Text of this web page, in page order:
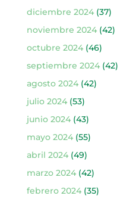
diciembre 2024(37)
noviembre 2024(42)
octubre 2024(46)
septiembre 2024(42)
agosto 2024(42)
julio 2024(53)
junio 2024(43)
mayo 2024(55)
abril 2024(49)
marzo 2024(42)
febrero 2024(35)